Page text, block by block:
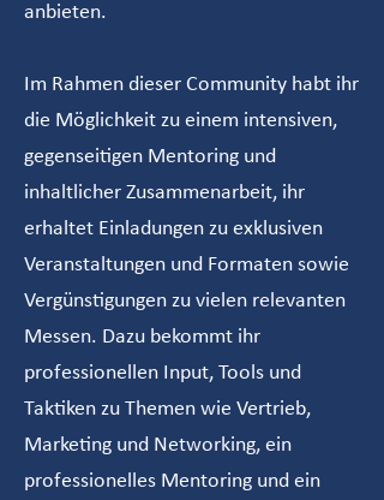
anbieten.
Im Rahmen dieser Community habt ihr
die Möglichkeit zu einem intensiven,
gegenseitigen Mentoring und
inhaltlicher Zusammenarbeit, ihr
erhaltet Einladungen zu exklusiven
Veranstaltungen und Formaten sowie
Vergünstigungen zu vielen relevanten
Messen. Dazu bekommt ihr
professionellen Input, Tools und
Taktiken zu Themen wie Vertrieb,
Marketing und Networking, ein
professionelles Mentoring und ein